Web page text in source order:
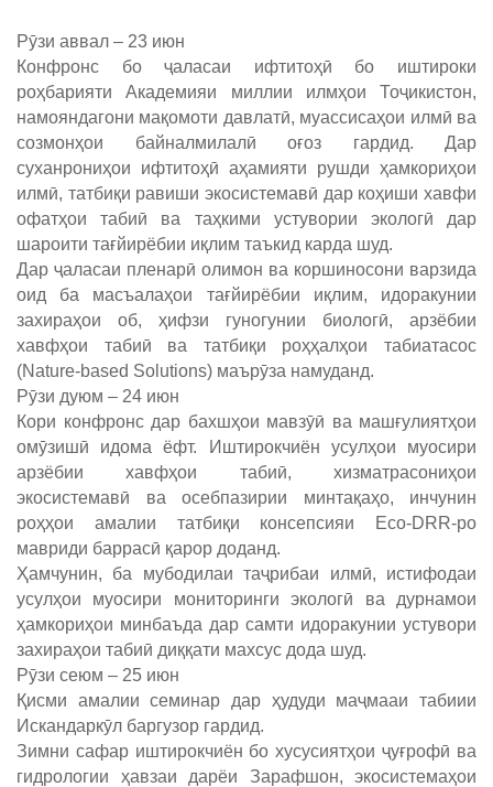
Рӯзи аввал – 23 июн
Конфронс бо ҷаласаи ифтитоҳӣ бо иштироки
роҳбарияти Академияи миллии илмҳои Тоҷикистон,
намояндагони мақомоти давлатӣ, муассисаҳои илмӣ ва
созмонҳои байналмилалӣ оғоз гардид. Дар
суханрониҳои ифтитоҳӣ аҳамияти рушди ҳамкориҳои
илмӣ, татбиқи равиши экосистемавӣ дар коҳиши хавфи
офатҳои табиӣ ва таҳкими устувории экологӣ дар
шароити тағйирёбии иқлим таъкид карда шуд.
Дар ҷаласаи пленарӣ олимон ва коршиносони варзида
оид ба масъалаҳои тағйирёбии иқлим, идоракунии
захираҳои об, ҳифзи гуногунии биологӣ, арзёбии
хавфҳои табиӣ ва татбиқи роҳҳалҳои табиатасос
(Nature-based Solutions) маърӯза намуданд.
Рӯзи дуюм – 24 июн
Кори конфронс дар бахшҳои мавзӯӣ ва машғулиятҳои
омӯзишӣ идома ёфт. Иштирокчиён усулҳои муосири
арзёбии хавфҳои табиӣ, хизматрасониҳои
экосистемавӣ ва осебпазирии минтақаҳо, инчунин
роҳҳои амалии татбиқи консепсияи Eco-DRR-ро
мавриди баррасӣ қарор доданд.
Ҳамчунин, ба мубодилаи таҷрибаи илмӣ, истифодаи
усулҳои муосири мониторинги экологӣ ва дурнамои
ҳамкориҳои минбаъда дар самти идоракунии устувори
захираҳои табиӣ диққати махсус дода шуд.
Рӯзи сеюм – 25 июн
Қисми амалии семинар дар ҳудуди маҷмааи табиии
Искандаркӯл баргузор гардид.
Зимни сафар иштирокчиён бо хусусиятҳои ҷуғрофӣ ва
гидрологии ҳавзаи дарёи Зарафшон, экосистемаҳои